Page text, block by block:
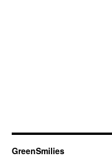
GreenSmilies